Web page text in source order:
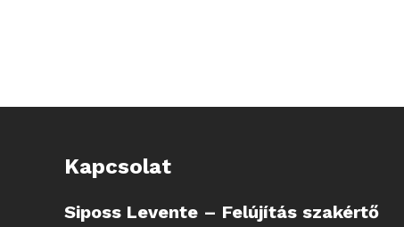
Kapcsolat
Siposs Levente – Felújítás szakértő